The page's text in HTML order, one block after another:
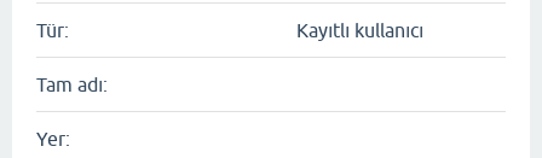
Tür: Kayıtlı kullanıcı
Tam adı:
Yer: